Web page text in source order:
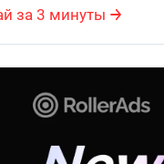
за 3 минуты